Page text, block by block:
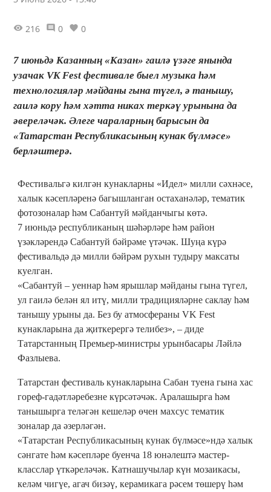
216 0 0
7 июньдә Казанның «Казан» гаилә үзәге янында
узачак VK Fest фестивале быел музыка һәм
технологияләр мәйданы гына түгел, ә танышу,
гаилә кору һәм хәтта никах теркәү урынына да
әвереләчәк. Әлеге чараларның барысын да
«Татарстан Республикасының кунак бүлмәсе»
берләштерә.
Фестивальгә килгән кунакларны «Идел» милли сәхнәсе,
халык кәсепләренә багышланган остаханәләр, тематик
фотозоналар һәм Сабантуй мәйданчыгы көтә.
7 июньдә республиканың шәһәрләре һәм район
үзәкләрендә Сабантуй бәйрәме үтәчәк. Шуңа күрә
фестивальдә дә милли бәйрәм рухын тудыру максаты
куелган.
«Сабантуй – уеннар һәм ярышлар мәйданы гына түгел,
ул гаилә белән ял итү, милли традицияләрне саклау һәм
танышу урыны да. Без бу атмосфераны VK Fest
кунакларына да җиткерергә телибез», – диде
Татарстанның Премьер-министры урынбасары Ләйлә
Фазлыева.
Татарстан фестиваль кунакларына Сабан туена гына хас
гореф-гадәтләребезне күрсәтәчәк. Аралашырга һәм
танышырга теләгән кешеләр өчен махсус тематик
зоналар да әзерләгән.
«Татарстан Республикасының кунак бүлмәсе»ндә халык
сәнгате һәм кәсепләре буенча 18 юнәлештә мастер-
класслар үткәреләчәк. Катнашучылар күн мозаикасы,
келәм чигүе, агач бизәү, керамикага рәсем төшерү һәм